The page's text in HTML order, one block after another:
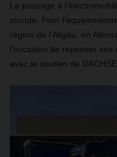
Le passage à
monde. Pour
région de l’Allgäu, en
l’occasion de repenser
avec le soutien de